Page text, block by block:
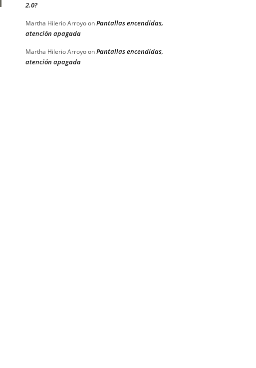
2.0?
Martha Hilerio ArroyoonPantallas encendidas,
atención apagada
Martha Hilerio ArroyoonPantallas encendidas,
atención apagada